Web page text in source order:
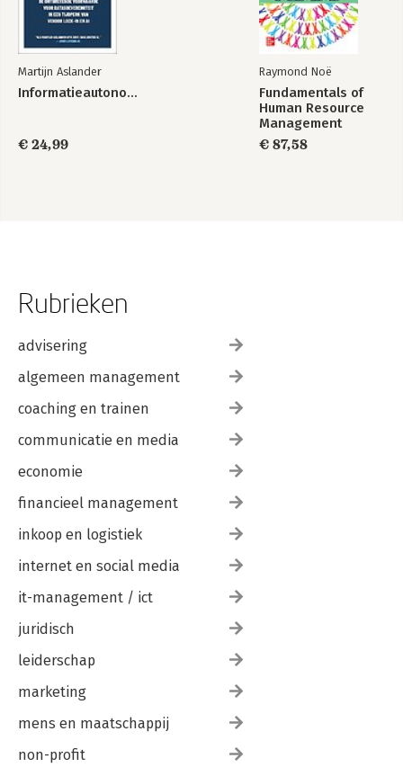
Martijn Aslander
Informatieautonomie
€ 24,99
Raymond Noë
Fundamentals of
Human Resource
Management
€ 87,58
Rubrieken
advisering
algemeen management
coaching en trainen
communicatie en media
economie
financieel management
inkoop en logistiek
internet en social media
it-management / ict
juridisch
leiderschap
marketing
mens en maatschappij
non-profit